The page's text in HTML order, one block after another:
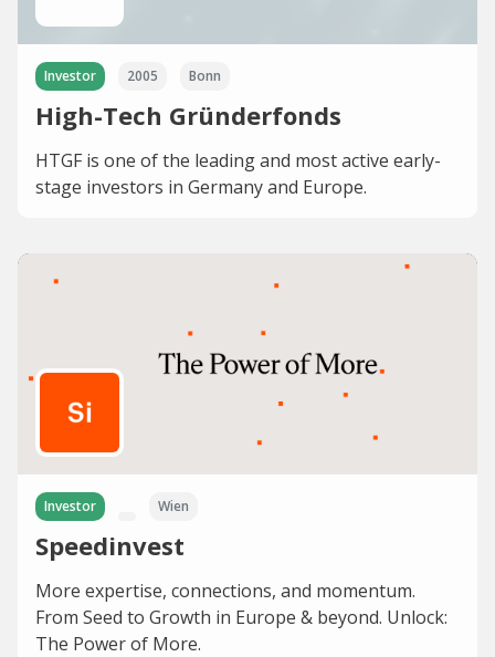
Investor 2005 Bonn
High-Tech Gründerfonds
HTGF is one of the leading and most active early-
stage investors in Germany and Europe.
Investor Wien
Speedinvest
More expertise, connections, and momentum.
From Seed to Growth in Europe & beyond. Unlock:
The Power of More.